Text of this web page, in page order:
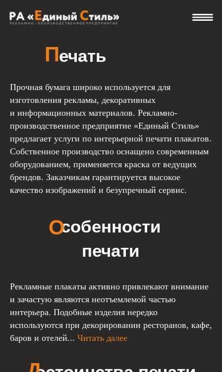
плакатов
Прочная бумага широко используется для
изготовления рекламы, декоративных
и информационных материалов. Рекламно-
производственное предприятие «Единый Стиль»
предлагает услуги по интерьерной печати плакатов.
Собственное производство оснащено современным
оборудованием, применяется краска от ведущих
брендов. Заказчикам гарантируется высокое
качество изображений и безупречный сервис.
собенности
печати
плакатов
О
Рекламные плакаты активно привлекают внимание
и зачастую являются неотъемлемой частью
интерьера. Подобные изделия нередко
используются при декорировании ресторанов, кафе,
баров и отелей... Читать далее
плакатов: